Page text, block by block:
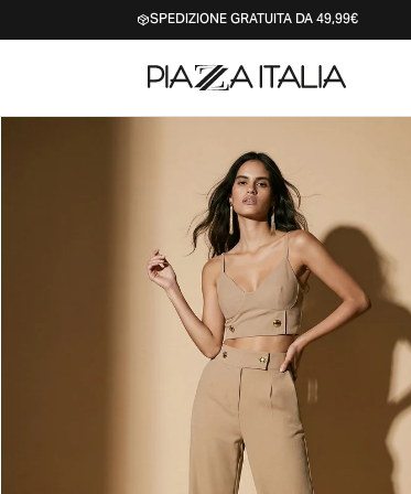
SPEDIZIONE GRATUITA DA 49,99€